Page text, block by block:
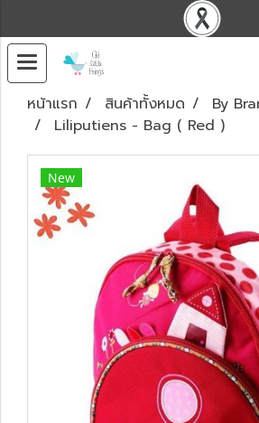
หน้าแรก สินค้าทั้งหมด
By
Liliputiens - Bag ( Red )
New